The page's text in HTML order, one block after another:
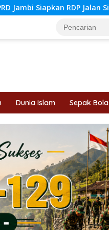
Jalan Simpang Betung–Pintas
Dunia Islam Sepak Bola